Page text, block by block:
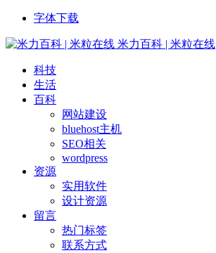
字体下载
米力百科 | 米粒在线
科技
生活
百科
网站建设
bluehost主机
SEO相关
wordpress
资源
实用软件
设计资源
留言
热门标签
联系方式